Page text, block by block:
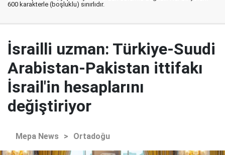
600 karakterle (boşluklu) sınırlıdır.
İsrailli uzman: Türkiye-Suudi
Arabistan-Pakistan ittifakı
İsrail'in hesaplarını
değiştiriyor
Mepa News > Ortadoğu